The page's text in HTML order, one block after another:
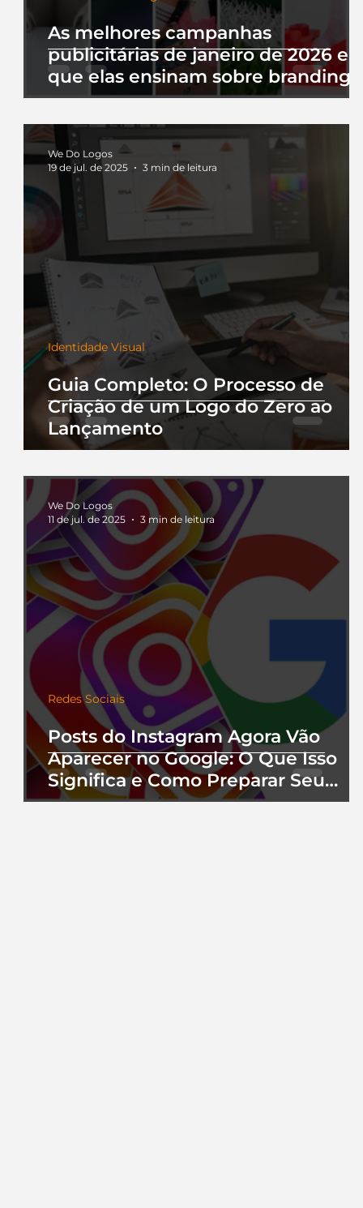
As melhores campanhas
publicitárias de janeiro de 2026 e
que elas ensinam sobre branding
Guia Completo: O Processo de
Criação de um Logo do Zero ao
Lançamento
Identidade Visual
We Do Logos
19 de jul. de 2025
3 min de leitura
Posts do Instagram Agora Vão
Aparecer no Google: O Que Isso
Significa e Como Preparar Seu
Perfil
Redes Sociais
We Do Logos
11 de jul. de 2025
3 min de leitura